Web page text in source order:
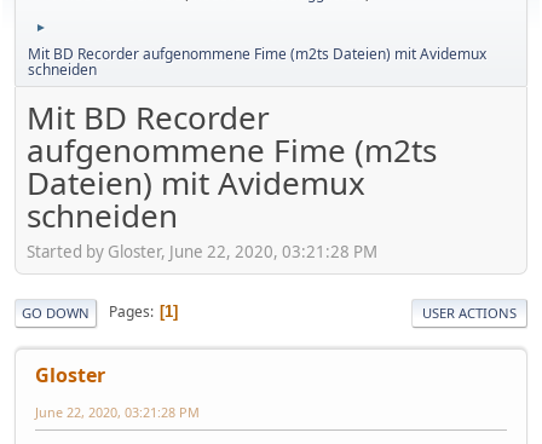
►
Mit BD Recorder aufgenommene Fime (m2ts Dateien) mit Avidemux
schneiden
Mit BD Recorder
aufgenommene Fime (m2ts
Dateien) mit Avidemux
schneiden
Started by Gloster, June 22, 2020, 03:21:28 PM
GO DOWN Pages 1 USER ACTIONS
Gloster
June 22, 2020, 03:21:28 PM